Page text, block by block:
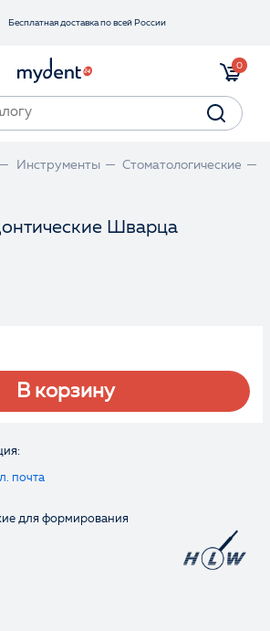
Бесплатная доставка по всей России
0
Инструменты Стоматологические
Шварца
В корзину
почта
для формирования